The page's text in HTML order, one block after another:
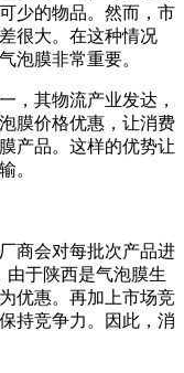
少的物品。然而，市
很大。在这种情况
泡膜非常重要。
，其物流产业发达，
膜价格优惠，让消费
产品。这样的优势让
。
商会对每批次产品进
由于陕西是气泡膜生
优惠。再加上市场竞
持竞争力。因此，消